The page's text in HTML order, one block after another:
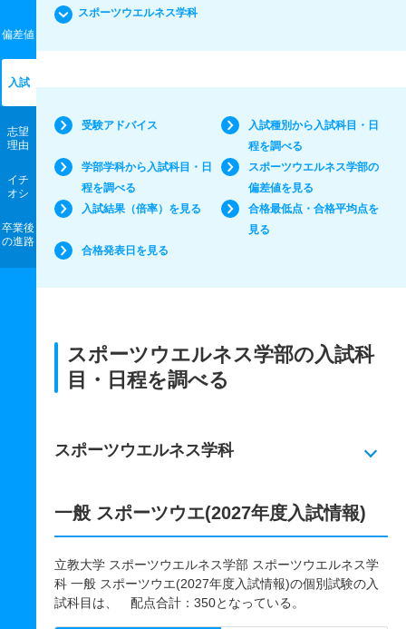
偏差値
入試
志望
理由
イチ
オシ
卒業後
の進路
スポーツウエルネス学科
受験アドバイス
入試種別から入試科目・日
程を調べる
学部学科から入試科目・日
程を調べる
スポーツウエルネス学部の
偏差値を見る
入試結果（倍率）を見る
合格最低点・合格平均点を
見る
合格発表日を見る
スポーツウエルネス学部の入試科
目・日程を調べる
スポーツウエルネス学科
一般 スポーツウエ(2027年度入試情報)
立教大学 スポーツウエルネス学部 スポーツウエルネス学
科 一般 スポーツウエ(2027年度入試情報)の個別試験の入
試科目は、 配点合計：350となっている。